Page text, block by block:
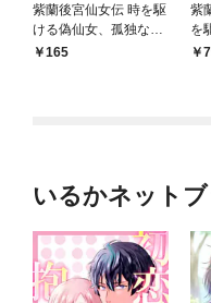
紫蘭後宮仙女伝 時を駆
ける偽仙女、孤独な王
子に出会う 連載版 第
165
紫
を
な
いるかネット